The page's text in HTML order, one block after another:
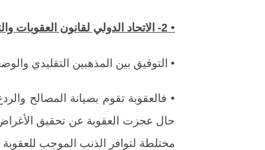
• 2- الاتحاد الدولي لقانون العقوبات والتدابير الاحترازية (فون ليست):
• التوفيق بين المذهبين التقليدي
• فالعقوبة تقوم بصيانة المصالح
حال عجزت العقوبة عن تحقيق
مختلطة لتوافر الذنب الموجب للعقوبة